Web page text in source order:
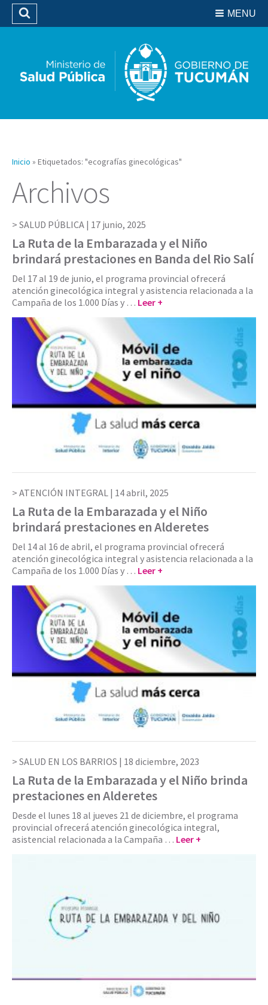
Biblioteca
MENU
Buscar
Inicio » Etiquetados: "ecografías ginecológicas"
Archivos
SALUD PÚBLICA | 17 junio, 2025
La Ruta de la Embarazada y el Niño
brindará prestaciones en Banda del Rio Salí
Del 17 al 19 de junio, el programa provincial ofrecerá
atención ginecológica integral y asistencia relacionada a la
Campaña de los 1.000 Días y … Leer +
ATENCIÓN INTEGRAL | 14 abril, 2025
La Ruta de la Embarazada y el Niño
brindará prestaciones en Alderetes
Del 14 al 16 de abril, el programa provincial ofrecerá
atención ginecológica integral y asistencia relacionada a la
Campaña de los 1.000 Días y … Leer +
SALUD EN LOS BARRIOS | 18 diciembre, 2023
La Ruta de la Embarazada y el Niño brinda
prestaciones en Alderetes
Desde el lunes 18 al jueves 21 de diciembre, el programa
provincial ofrecerá atención ginecológica integral,
asistencial relacionada a la Campaña … Leer +